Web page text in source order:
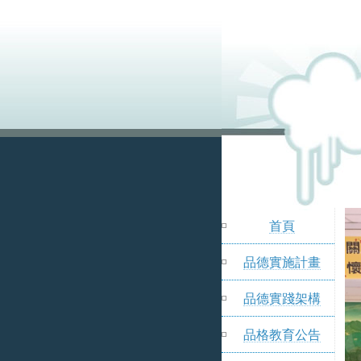
首頁
品德實施計畫
品德實踐架構
品格教育公告